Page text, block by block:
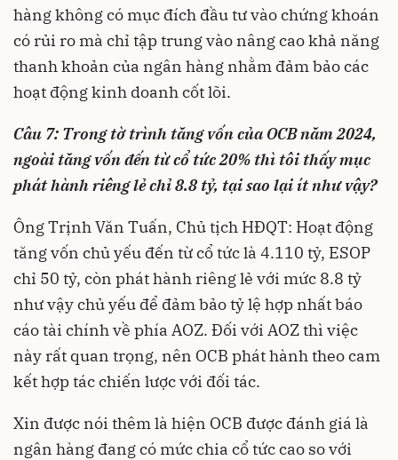
hàng không có mục đích đầu tư vào chứng khoán
có rủi ro mà chỉ tập trung vào nâng cao khả năng
thanh khoản của ngân hàng nhằm đảm bảo các
hoạt động kinh doanh cốt lõi.
Câu 7: Trong tờ trình tăng vốn của OCB năm 2024,
ngoài tăng vốn đến từ cổ tức 20% thì tôi thấy mục
phát hành riêng lẻ chỉ 8.8 tỷ, tại sao lại ít như vậy?
Ông Trịnh Văn Tuấn, Chủ tịch HĐQT: Hoạt động
tăng vốn chủ yếu đến từ cổ tức là 4.110 tỷ, ESOP
chỉ 50 tỷ, còn phát hành riêng lẻ với mức 8.8 tỷ
như vậy chủ yếu để đảm bảo tỷ lệ hợp nhất báo
cáo tài chính về phía AOZ. Đối với AOZ thì việc
này rất quan trọng, nên OCB phát hành theo cam
kết hợp tác chiến lược với đối tác.
Xin được nói thêm là hiện OCB được đánh giá là
ngân hàng đang có mức chia cổ tức cao so với